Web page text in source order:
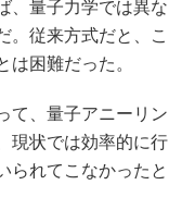
、量子力学では異な
。従来方式だと、こ
困難だった。
て、量子アニーリン
現状では効率的に行
られてこなかったと